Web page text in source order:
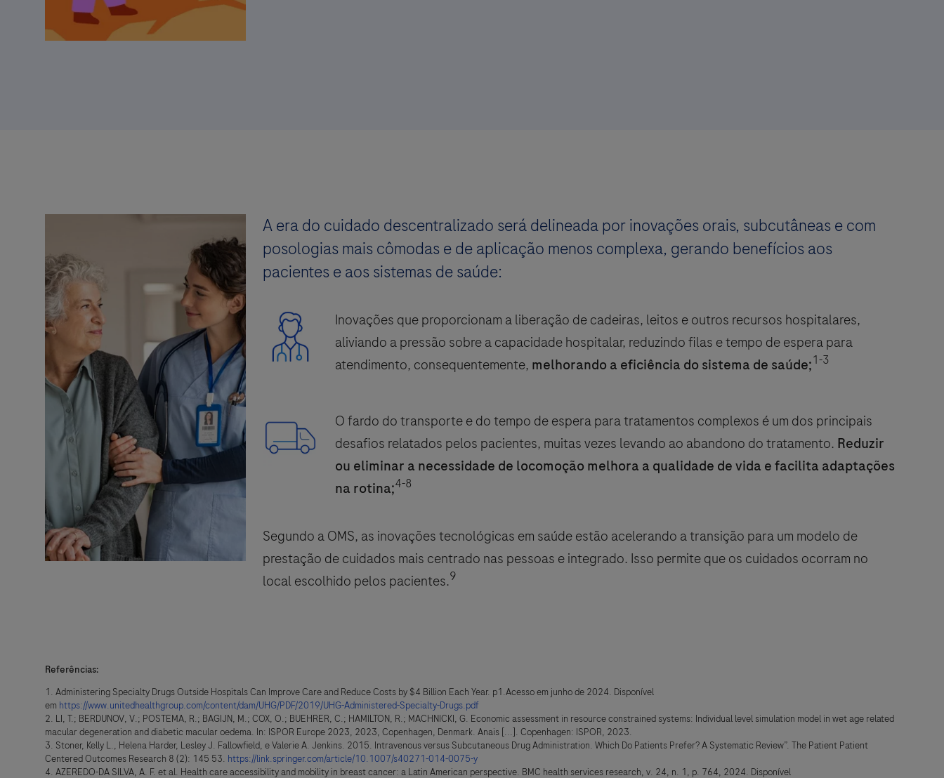
A era do cuidado descentralizado será delineada por inovações orais, subcutâneas e com
posologias mais cômodas e de aplicação menos complexa, gerando benefícios aos
pacientes e aos sistemas de saúde:
Inovações que proporcionam a liberação de cadeiras, leitos e outros recursos hospitalares,
aliviando a pressão sobre a capacidade hospitalar, reduzindo filas e tempo de espera para
atendimento, consequentemente, melhorando a eficiência do sistema de saúde;1-3
O fardo do transporte e do tempo de espera para tratamentos complexos é um dos principais
desafios relatados pelos pacientes, muitas vezes levando ao abandono do tratamento. Reduzir
ou eliminar a necessidade de locomoção melhora a qualidade de vida e facilita adaptações
na rotina;4-8
Segundo a OMS, as inovações tecnológicas em saúde estão acelerando a transição para um modelo de
prestação de cuidados mais centrado nas pessoas e integrado. Isso permite que os cuidados ocorram no
local escolhido pelos pacientes.9
Referências:
Administering Specialty Drugs Outside Hospitals Can Improve Care and Reduce Costs by $4 Billion Each Year. p1.Acesso em junho de 2024. Disponível
em https://www.unitedhealthgroup.com/content/dam/UHG/PDF/2019/UHG-Administered-Specialty-Drugs.pdf
LI, T.; BERDUNOV, V.; POSTEMA, R.; BAGIJN, M.; COX, O.; BUEHRER, C.; HAMILTON, R.; MACHNICKI, G. Economic assessment in resource constrained systems: Individual level simulation model in wet age related
macular degeneration and diabetic macular oedema. In: ISPOR Europe 2023, 2023, Copenhagen, Denmark. Anais [...]. Copenhagen: ISPOR, 2023.
Stoner, Kelly L., Helena Harder, Lesley J. Fallowfield, e Valerie A. Jenkins. 2015. Intravenous versus Subcutaneous Drug Administration. Which Do Patients Prefer? A Systematic Review”. The Patient Patient
Centered Outcomes Research 8 (2): 145 53. https://link.springer.com/article/10.1007/s40271-014-0075-y
AZEREDO-DA SILVA, A. F. et al. Health care accessibility and mobility in breast cancer: a Latin American perspective. BMC health services research, v. 24, n. 1, p. 764, 2024. Disponível